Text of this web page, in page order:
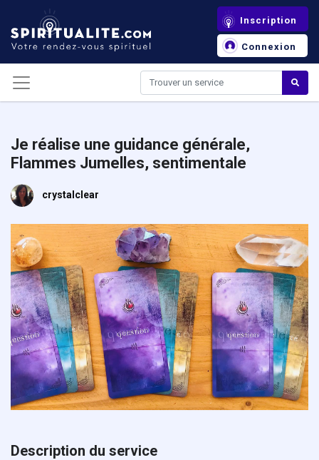
Inscription
Connexion
Je réalise une guidance générale,
Flammes Jumelles, sentimentale
crystalclear
Description du service